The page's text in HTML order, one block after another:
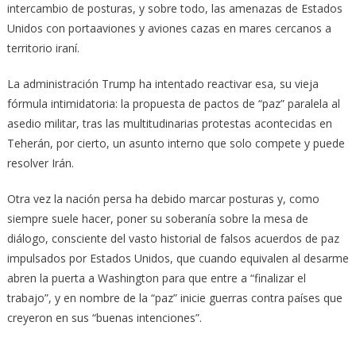
intercambio de posturas, y sobre todo, las amenazas de Estados
Unidos con portaaviones y aviones cazas en mares cercanos a
territorio iraní.
La administración Trump ha intentado reactivar esa, su vieja
fórmula intimidatoria: la propuesta de pactos de “paz” paralela al
asedio militar, tras las multitudinarias protestas acontecidas en
Teherán, por cierto, un asunto interno que solo compete y puede
resolver Irán.
Otra vez la nación persa ha debido marcar posturas y, como
siempre suele hacer, poner su soberanía sobre la mesa de
diálogo, consciente del vasto historial de falsos acuerdos de paz
impulsados por Estados Unidos, que cuando equivalen al desarme
abren la puerta a Washington para que entre a “finalizar el
trabajo”, y en nombre de la “paz” inicie guerras contra países que
creyeron en sus “buenas intenciones”.